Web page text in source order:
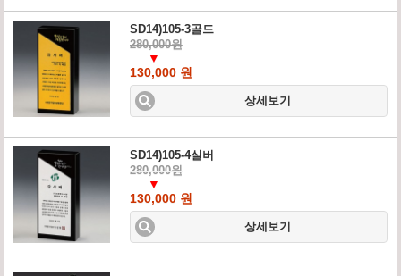
SD14)105-3골드
280,000원
▼
130,000 원
상세보기
SD14)105-4실버
280,000원
▼
130,000 원
상세보기